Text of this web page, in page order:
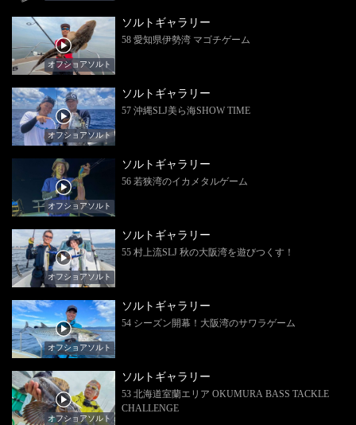
オフショアソルト
ソルトギャラリー
58 愛知県伊勢湾 マゴチゲーム
オフショアソルト
ソルトギャラリー
57 沖縄SLJ美ら海SHOW TIME
オフショアソルト
ソルトギャラリー
56 若狭湾のイカメタルゲーム
オフショアソルト
ソルトギャラリー
55 村上流SLJ 秋の大阪湾を遊びつくす！
オフショアソルト
ソルトギャラリー
54 シーズン開幕！大阪湾のサワラゲーム
オフショアソルト
ソルトギャラリー
53 北海道室蘭エリア OKUMURA BASS TACKLE
CHALLENGE